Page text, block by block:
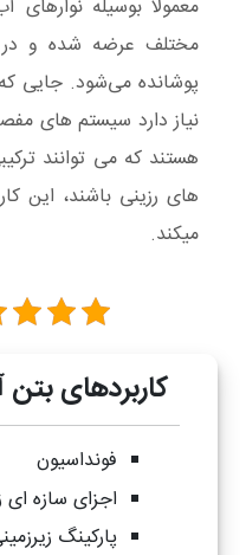
معمولا بوسیله
مختلف عرضه شده و در
پوشانده می‌شود. جایی
نیاز دارد سیستم های
هستند که می توانند
های رزینی باشند، این
میکند.
کاربردهای
فونداسیون
اجزای سازه ای
پارکینگ